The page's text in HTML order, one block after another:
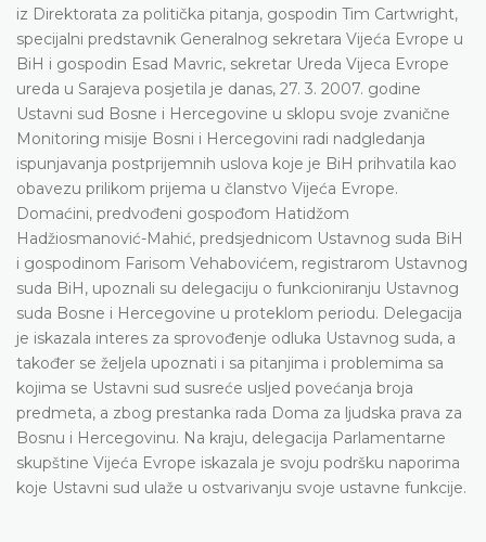
iz Direktorata za politička pitanja, gospodin Tim Cartwright,
specijalni predstavnik Generalnog sekretara Vijeća Evrope u
BiH i gospodin Esad Mavric, sekretar Ureda Vijeca Evrope
ureda u Sarajeva posjetila je danas, 27. 3. 2007. godine
Ustavni sud Bosne i Hercegovine u sklopu svoje zvanične
Monitoring misije Bosni i Hercegovini radi nadgledanja
ispunjavanja postprijemnih uslova koje je BiH prihvatila kao
obavezu prilikom prijema u članstvo Vijeća Evrope.
Domaćini, predvođeni gospođom Hatidžom
Hadžiosmanović-Mahić, predsjednicom Ustavnog suda BiH
i gospodinom Farisom Vehabovićem, registrarom Ustavnog
suda BiH, upoznali su delegaciju o funkcioniranju Ustavnog
suda Bosne i Hercegovine u proteklom periodu. Delegacija
je iskazala interes za sprovođenje odluka Ustavnog suda, a
također se željela upoznati i sa pitanjima i problemima sa
kojima se Ustavni sud susreće usljed povećanja broja
predmeta, a zbog prestanka rada Doma za ljudska prava za
Bosnu i Hercegovinu. Na kraju, delegacija Parlamentarne
skupštine Vijeća Evrope iskazala je svoju podršku naporima
koje Ustavni sud ulaže u ostvarivanju svoje ustavne funkcije.